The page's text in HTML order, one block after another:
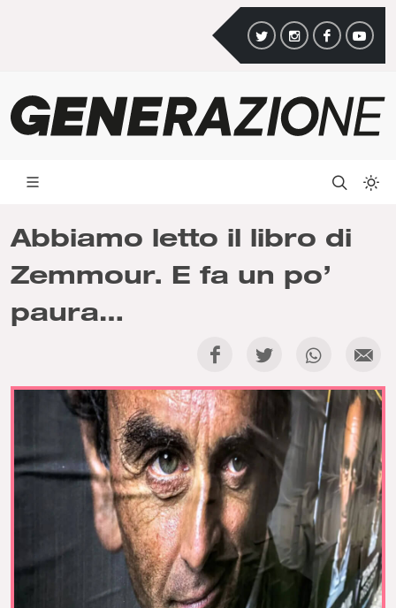
Abbiamo letto il libro di
Zemmour. E fa un po’
paura…